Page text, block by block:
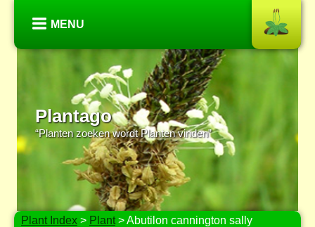
MENU
Plantago
“Planten zoeken wordt Planten vinden”
Plant Index > Plant> Abutilon cannington sally